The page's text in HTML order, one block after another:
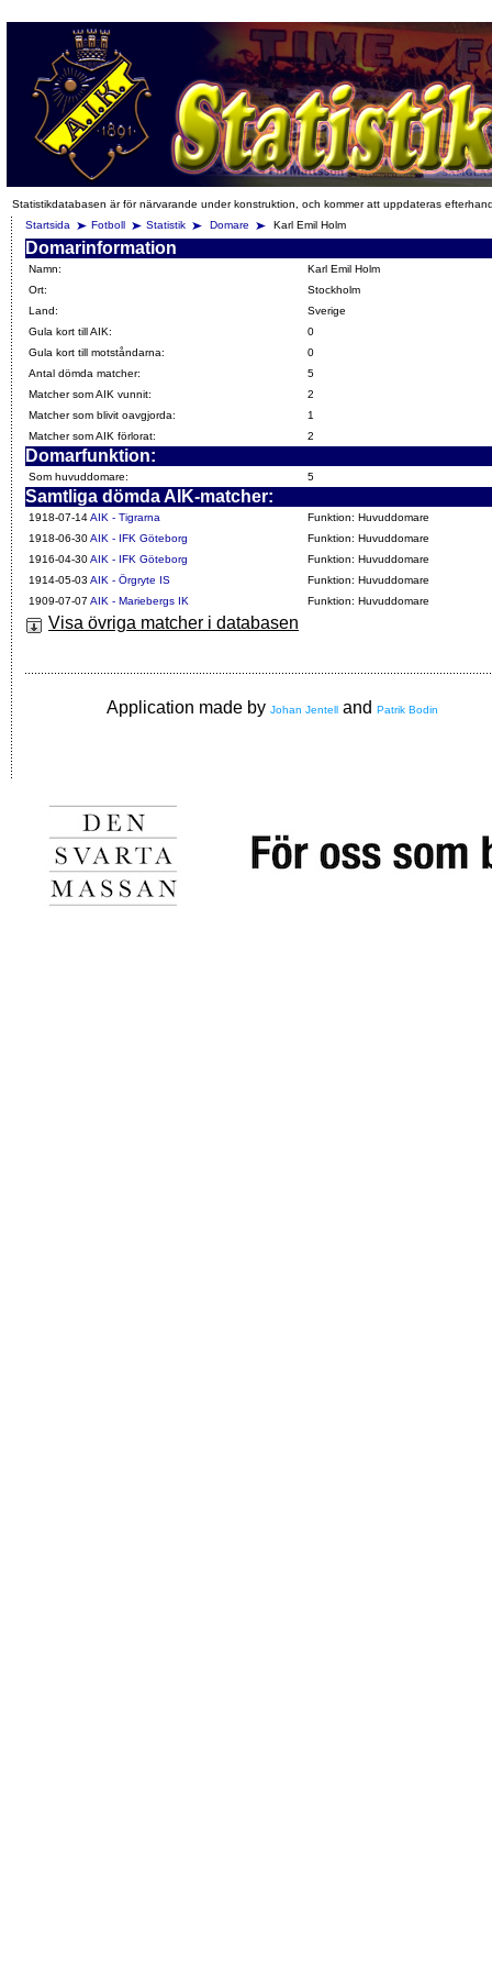
Statistikdatabasen är för närvarande under konstruktion, och kommer att uppdateras
Startsida
Fotboll Statistik Domare Karl Emil Holm
Domarinformation
Namn:
Karl Emil Holm
Ort:
Stockholm
Land:
Sverige
Gula kort till AIK:
0
Gula kort till motståndarna:
0
Antal dömda matcher:
5
Matcher som AIK vunnit:
2
Matcher som blivit oavgjorda:
1
Matcher som AIK förlorat:
2
Domarfunktion:
Som huvuddomare: 5
Samtliga dömda AIK-matcher:
1918-07-14AIK - Tigrarna
Funktion: Huvuddomare
1918-06-30AIK - IFK Göteborg
Funktion: Huvuddomare
1916-04-30AIK - IFK Göteborg
Funktion: Huvuddomare
1914-05-03 AIK - Örgryte IS
Funktion: Huvuddomare
1909-07-07 AIK - Mariebergs IK Funktion: Huvuddomare
Visa övriga matcher i databasen
Application made by Johan Jentell and Patrik Bodin